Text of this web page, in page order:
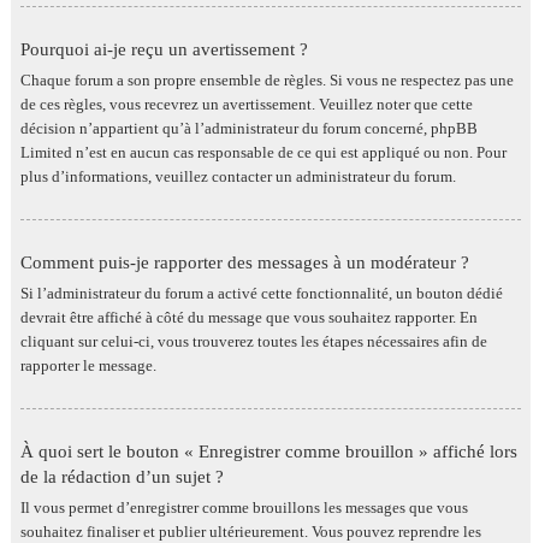
Pourquoi ai-je reçu un avertissement ?
Chaque forum a son propre ensemble de règles. Si vous ne respectez pas une
de ces règles, vous recevrez un avertissement. Veuillez noter que cette
décision n’appartient qu’à l’administrateur du forum concerné, phpBB
Limited n’est en aucun cas responsable de ce qui est appliqué ou non. Pour
plus d’informations, veuillez contacter un administrateur du forum.
Comment puis-je rapporter des messages à un modérateur ?
Si l’administrateur du forum a activé cette fonctionnalité, un bouton dédié
devrait être affiché à côté du message que vous souhaitez rapporter. En
cliquant sur celui-ci, vous trouverez toutes les étapes nécessaires afin de
rapporter le message.
À quoi sert le bouton « Enregistrer comme brouillon » affiché lors
de la rédaction d’un sujet ?
Il vous permet d’enregistrer comme brouillons les messages que vous
souhaitez finaliser et publier ultérieurement. Vous pouvez reprendre les